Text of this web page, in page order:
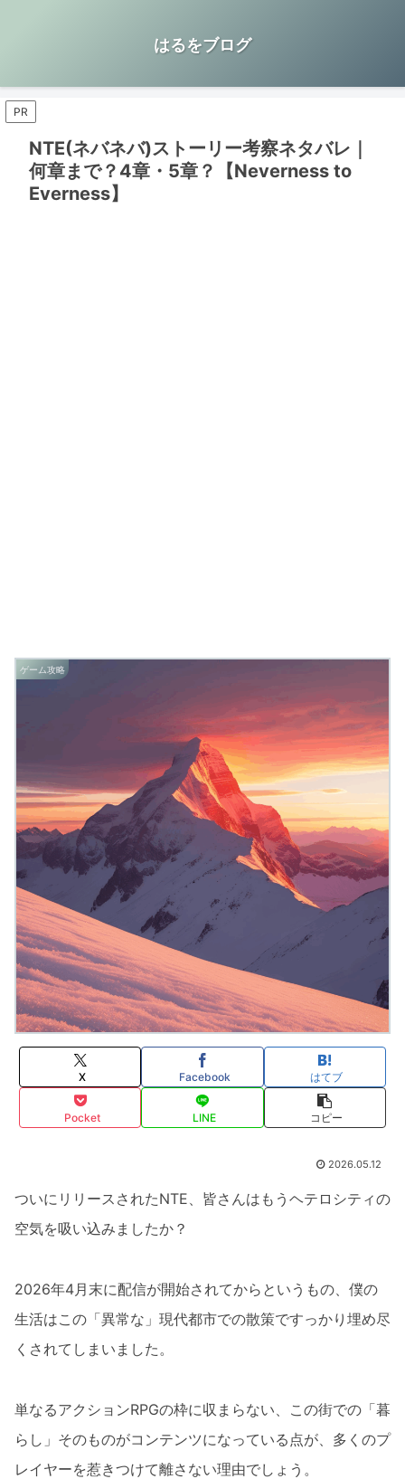
はるをブログ
PR
NTE(ネバネバ)ストーリー考察ネタバレ｜
何章まで？4章・5章？【Neverness to
Everness】
ゲーム攻略
X Facebook はてブ
Pocket LINE コピー
2026.05.12
ついにリリースされたNTE、皆さんはもうヘテロシティの
空気を吸い込みましたか？
2026年4月末に配信が開始されてからというもの、僕の
生活はこの「異常な」現代都市での散策ですっかり埋め尽
くされてしまいました。
単なるアクションRPGの枠に収まらない、この街での「暮
らし」そのものがコンテンツになっている点が、多くのプ
レイヤーを惹きつけて離さない理由でしょう。